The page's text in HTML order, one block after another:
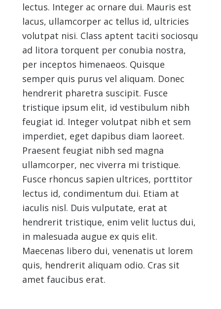
lectus. Integer ac ornare dui. Mauris est
lacus, ullamcorper ac tellus id, ultricies
volutpat nisi. Class aptent taciti sociosqu
ad litora torquent per conubia nostra,
per inceptos himenaeos. Quisque
semper quis purus vel aliquam. Donec
hendrerit pharetra suscipit. Fusce
tristique ipsum elit, id vestibulum nibh
feugiat id. Integer volutpat nibh et sem
imperdiet, eget dapibus diam laoreet.
Praesent feugiat nibh sed magna
ullamcorper, nec viverra mi tristique.
Fusce rhoncus sapien ultrices, porttitor
lectus id, condimentum dui. Etiam at
iaculis nisl. Duis vulputate, erat at
hendrerit tristique, enim velit luctus dui,
in malesuada augue ex quis elit.
Maecenas libero dui, venenatis ut lorem
quis, hendrerit aliquam odio. Cras sit
amet faucibus erat.